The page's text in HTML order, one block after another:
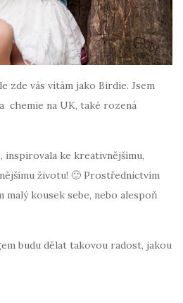
zde vás vítám jako Birdie. Jsem
chemie na UK, také rozená
inspirovala ke kreativnějšímu,
životu! 🙂 Prostřednictvím
malý kousek sebe, nebo alespoň
budu dělat takovou radost, jakou